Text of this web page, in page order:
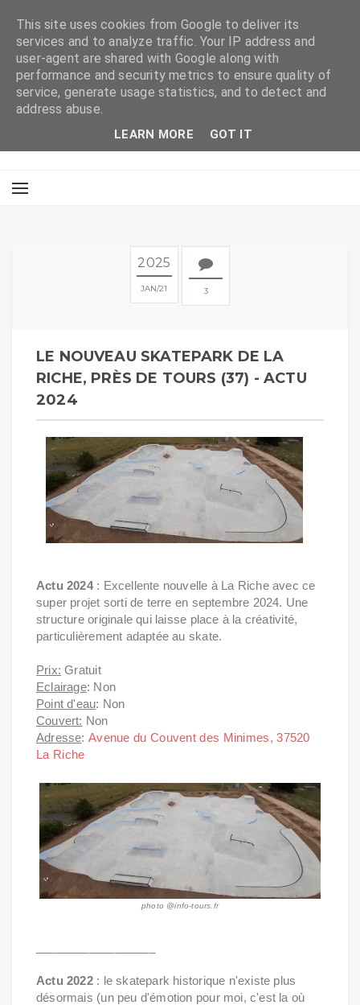
2025
JAN 21 3
LE NOUVEAU SKATEPARK DE LA
RICHE, PRÈS DE TOURS (37) - ACTU
2024
Actu 2024 : Excellente nouvelle à La Riche avec ce
super projet sorti de terre en septembre 2024. Une
structure originale qui laisse place à la créativité,
particulièrement adaptée au skate.
Prix: Gratuit
Eclairage: Non
Point d'eau: Non
Couvert: Non
Adresse: Avenue du Couvent des Minimes, 37520
La Riche
photo @info-tours.fr
Actu 2022: le skatepark historique n'existe plus
désormais (un peu d'émotion pour moi, c'est la où
This site uses cookies from Google to deliver its
services and to analyze traffic. Your IP address and
user-agent are shared with Google along with
performance and security metrics to ensure quality of
service, generate usage statistics, and to detect and
address abuse.
LEARN MORE GOT IT